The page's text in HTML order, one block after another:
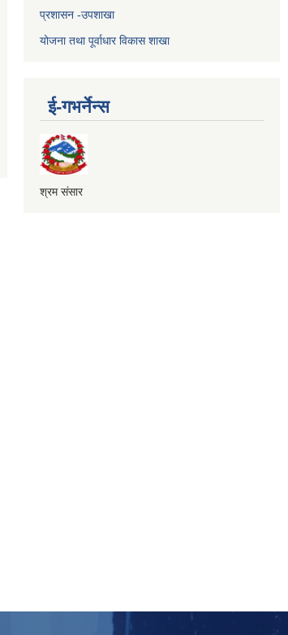
प्रशासन -उपशाखा
योजना तथा पूर्वाधार विकास शाखा
ई-गभर्नेन्स
श्रम संसार